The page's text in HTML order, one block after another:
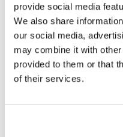
provide social media
We also share
our social media,
may combine it with
provided to them or that
of their services.
Tips e Curiosità
Parolacce in